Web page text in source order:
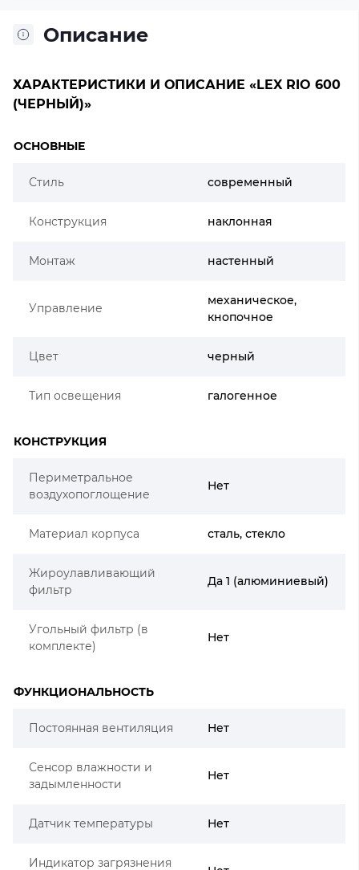
Описание
ХАРАКТЕРИСТИКИ И ОПИСАНИЕ «LEX RIO 600
(ЧЕРНЫЙ)»
ОСНОВНЫЕ
Стиль современный
Конструкция наклонная
Монтаж настенный
Управление
механическое,
кнопочное
Цвет черный
Тип освещения галогенное
КОНСТРУКЦИЯ
Периметральное
воздухопоглощение
Нет
Материал корпуса сталь, стекло
Жироулавливающий
фильтр
Да 1 (алюминиевый)
Угольный фильтр (в
комплекте)
Нет
ФУНКЦИОНАЛЬНОСТЬ
Постоянная вентиляция Нет
Сенсор влажности и
задымленности
Нет
Датчик температуры Нет
Индикатор загрязнения